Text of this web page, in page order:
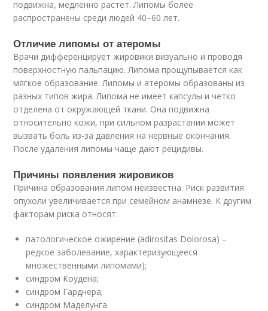
подвижна, медленно растет. Липомы более
распространены среди людей 40–60 лет.
Отличие липомы от атеромы
Врачи дифференцирует жировики визуально и проводя
поверхностную пальпацию. Липома прощупывается как
мягкое образование. Липомы и атеромы образованы из
разных типов жира. Липома не имеет капсулы и четко
отделена от окружающей ткани. Она подвижна
относительно кожи, при сильном разрастании может
вызвать боль из-за давления на нервные окончания.
После удаления липомы чаще дают рецидивы.
Причины появления жировиков
Причина образования липом неизвестна. Риск развития
опухоли увеличивается при семейном анамнезе. К другим
факторам риска относят:
патологическое ожирение (adirositas Dolorosa) –
редкое заболевание, характеризующееся
множественными липомами);
синдром Коудена;
синдром Гарднера;
синдром Маделунга.